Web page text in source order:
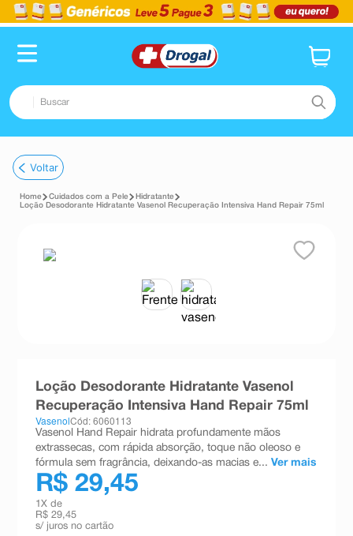
Buscar
1º fralda
2º pampers confort sec max
lenço umedecido
esmalte
10ºabsorvente
Voltar
Cuidados com a Pele
Hidratante
Loção Desodorante Hidratante Vasenol Recuperação Intensiva Hand Repair 75ml
Loção Desodorante Hidratante Vasenol
Recuperação Intensiva Hand Repair 75ml
VasenolCód: 6060113
Vasenol Hand Repair hidrata profundamente mãos
extrassecas, com rápida absorção, toque não oleoso e
fórmula sem fragrância, deixando-as macias e... Ver mais
R$ 29,45
1 X de
R$ 29,45
s/ juros no cartão